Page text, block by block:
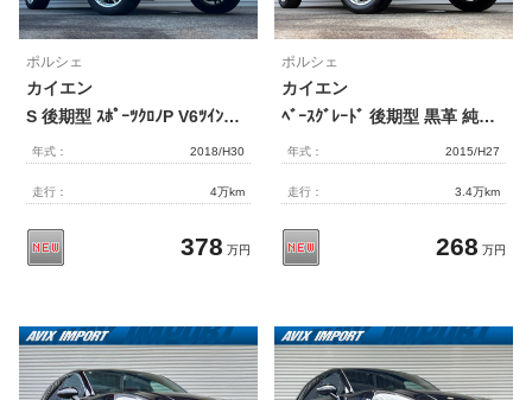
ポルシェ
カイエン
S 後期型 ｽﾎﾟｰﾂｸﾛﾉP V6ﾂｲﾝTB 黒ﾍﾞｰｼﾞｭ革 社外SDﾅﾋﾞ地ﾃﾞｼﾞB&Sｶﾒﾗ 前席ｼｰﾄﾋｰﾀｰ PDLS付ﾊﾞｲｷｾﾉﾝﾗｲﾄ 自動ﾄﾗﾝｸ 分割可倒式ｼｰﾄ ｽﾀｰﾄ/ｽﾄｯﾌﾟ機能 ﾊﾟｰｸｱｼｽﾄ ﾀｰﾎﾞ用19AW 禁煙 右H
年式： 2018/H30
走行： 4万km
万円
378
ポルシェ
カイエン
ﾍﾞｰｽｸﾞﾚｰﾄﾞ 後期型 黒革 純正SDﾅﾋﾞ地ﾃﾞｼﾞBｶﾒﾗ 前席ｼｰﾄﾋｰﾀｰ PDLS+付LEDﾗｲﾄ 自動ﾄﾗﾝｸ LCA ｽﾃｱﾘﾝｸﾞﾋｰﾀｰ 分割可倒式ｼｰﾄ ｺﾝﾌｫｰﾄﾒﾓﾘｰPKG ｽﾀｰﾄ/ｽﾄｯﾌﾟ機能 ｴﾝﾄﾘｰ&ﾄﾞﾗｲﾌﾞ ﾊﾟｰｸｱｼｽﾄ ｸﾚｽﾄｴﾝﾎﾞｽｾﾝﾀｰｺﾝｿｰﾙ 18AW 禁煙 右H
年式： 2015/H27
走行： 3.4万km
万円
268